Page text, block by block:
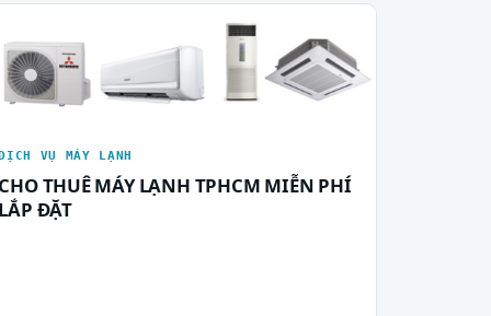
DỊCH VỤ MÁY LẠNH
CHO THUÊ MÁY LẠNH TPHCM MIỄN PHÍ
LẮP ĐẶT